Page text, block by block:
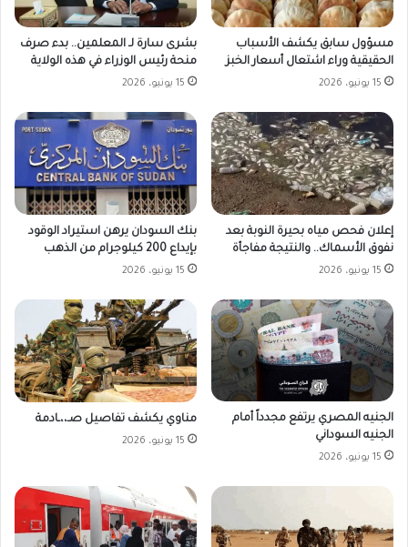
مسؤول سابق يكشف الأسباب
الحقيقية وراء اشتعال أسعار الخبز
15 يونيو، 2026
بشرى سارة لـ المعلمين.. بدء صرف
منحة رئيس الوزراء في هذه الولاية
15 يونيو، 2026
إعلان فحص مياه بحيرة النوبة بعد
نفوق الأسماك.. والنتيجة مفاجأة
15 يونيو، 2026
بنك السودان يرهن استيراد الوقود
بإيداع 200 كيلوجرام من الذهب
15 يونيو، 2026
الجنيه المصري يرتفع مجدداً أمام
الجنيه السوداني
15 يونيو، 2026
مناوي يكشف تفاصيل صـ،،ـادمة
15 يونيو، 2026